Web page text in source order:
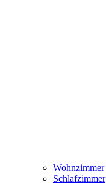
Wohnzimmer
Schlafzimmer